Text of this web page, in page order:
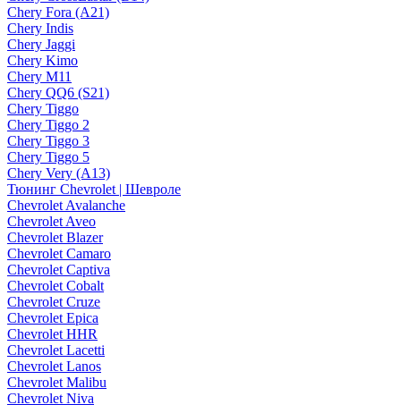
Chery Fora (A21)
Chery Indis
Chery Jaggi
Chery Kimo
Chery M11
Chery QQ6 (S21)
Chery Tiggo
Chery Tiggo 2
Chery Tiggo 3
Chery Tiggo 5
Chery Very (A13)
Тюнинг Chevrolet | Шевроле
Chevrolet Avalanche
Chevrolet Aveo
Chevrolet Blazer
Chevrolet Camaro
Chevrolet Captiva
Chevrolet Cobalt
Chevrolet Cruze
Chevrolet Epica
Chevrolet HHR
Chevrolet Lacetti
Chevrolet Lanos
Chevrolet Malibu
Chevrolet Niva